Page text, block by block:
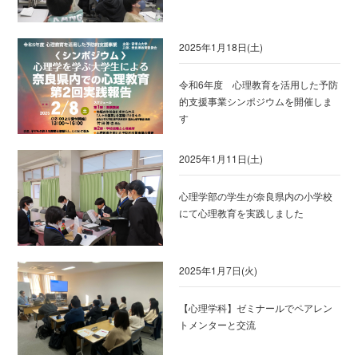
2025年1月18日(土)
令和6年度 心理教育を活用した予防
的支援事業シンポジウムを開催しま
す
2025年1月11日(土)
心理学部の学生が奈良県内の小学校
にて心理教育を実践しました
2025年1月7日(火)
【心理学科】ゼミナールでペアレン
トメンターと交流